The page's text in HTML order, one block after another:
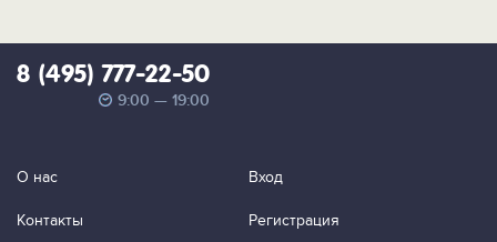
8 (495) 777-22-50
9:00 — 19:00
О нас
Контакты
Вход
Регистрация